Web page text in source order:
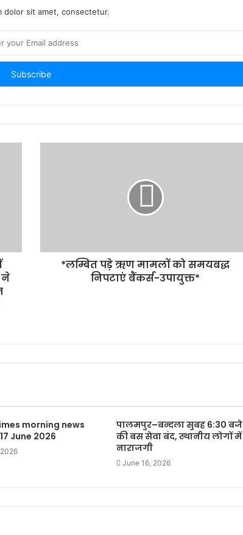
dolor sit amet, consectetur.
ने
*लम्बित पड़े ऋण मामलों को समयबद्ध
निपटाएं बैंकर्स-उपायुक्त*
morning news
June 2026
पालमपुर–बन्दला सुबह 6:30 बजे
की बस सेवा बंद, स्थानीय लोगों में
नाराजगी
June 16, 2026